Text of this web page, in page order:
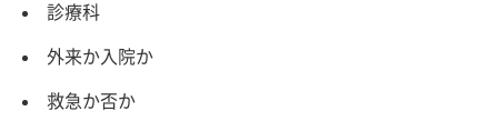
診療科
外来か入院か
救急か否か